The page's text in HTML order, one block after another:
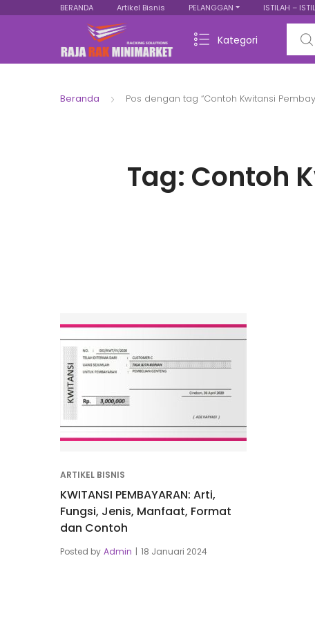
BERANDA Artikel Bisnis PELANGGAN ISTILAH –
Kategori
Beranda Pos dengan tag “Contoh Kwitansi
Tag: Contoh
ARTIKEL BISNIS
KWITANSI PEMBAYARAN: Arti,
Fungsi, Jenis, Manfaat, Format
dan Contoh
Posted by Admin 18 Januari 2024